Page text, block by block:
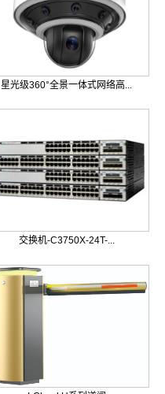
星光级360°全景一体式网络高...
交换机-C3750X-24T-...